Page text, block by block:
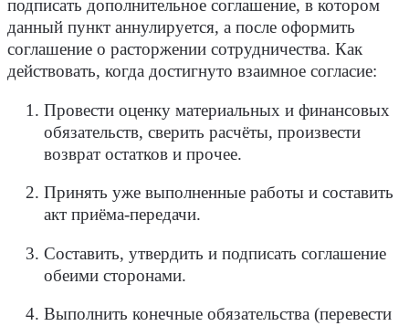
подписать дополнительное соглашение, в котором
данный пункт аннулируется, а после оформить
соглашение о расторжении сотрудничества. Как
действовать, когда достигнуто взаимное согласие:
Провести оценку материальных и финансовых
обязательств, сверить расчёты, произвести
возврат остатков и прочее.
Принять уже выполненные работы и составить
акт приёма-передачи.
Составить, утвердить и подписать соглашение
обеими сторонами.
Выполнить конечные обязательства (перевести